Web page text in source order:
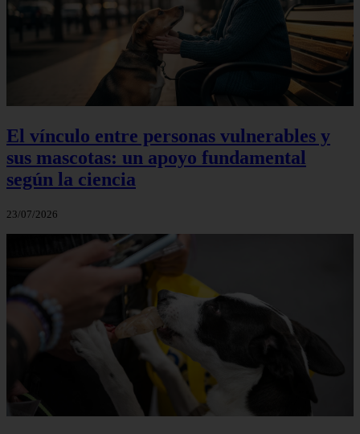
El vínculo entre personas vulnerables y
sus mascotas: un apoyo fundamental
según la ciencia
23/07/2026